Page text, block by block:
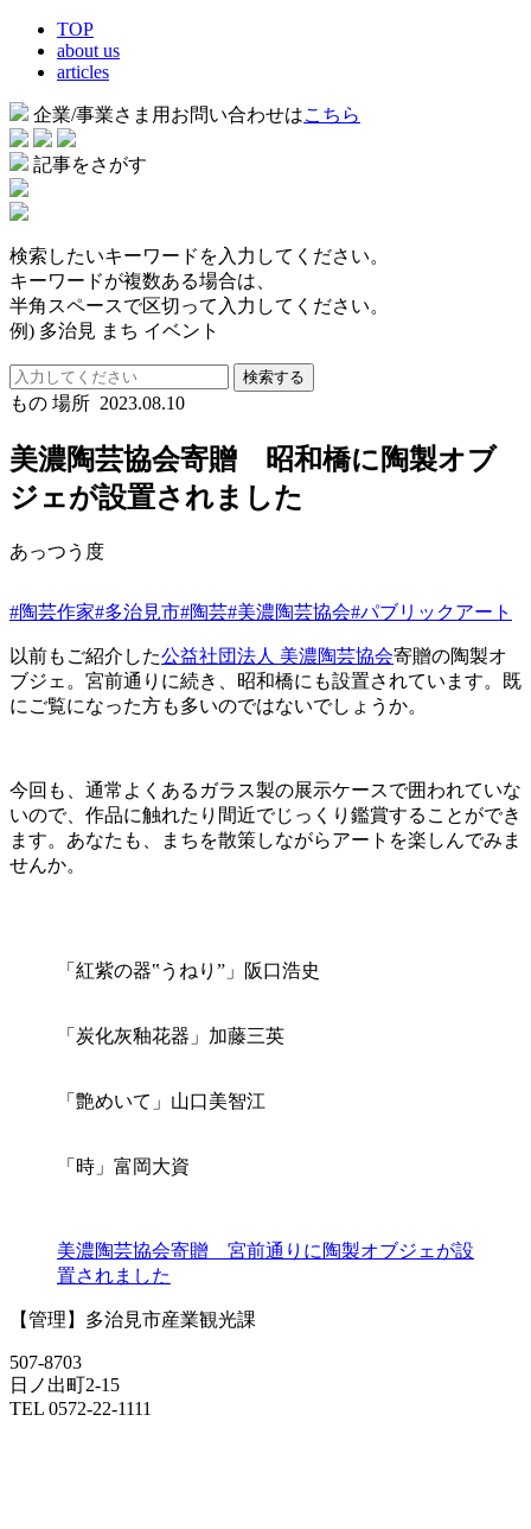
TOP
about us
articles
企業/事業さま用お問い合わせはこちら
記事をさがす
検索したいキーワードを入力してください。
キーワードが複数ある場合は、
半角スペースで区切って入力してください。
例) 多治見 まち イベント
検索する
もの 場所 2023.08.10
美濃陶芸協会寄贈 昭和橋に陶製オブ
ジェが設置されました
あっつう度
#陶芸作家#多治見市#陶芸#美濃陶芸協会#パブリックアート
以前もご紹介した公益社団法人 美濃陶芸協会寄贈の陶製オ
ブジェ。宮前通りに続き、昭和橋にも設置されています。既
にご覧になった方も多いのではないでしょうか。
今回も、通常よくあるガラス製の展示ケースで囲われていな
いので、作品に触れたり間近でじっくり鑑賞することができ
ます。あなたも、まちを散策しながらアートを楽しんでみま
せんか。
「紅紫の器‟うねり”」阪口浩史
「炭化灰釉花器」加藤三英
「艶めいて」山口美智江
「時」富岡大資
美濃陶芸協会寄贈 宮前通りに陶製オブジェが設
置されました
【管理】多治見市産業観光課
507-8703
日ノ出町2-15
TEL 0572-22-1111